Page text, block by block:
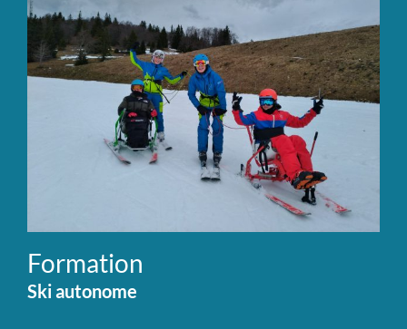
Formation
Ski autonome